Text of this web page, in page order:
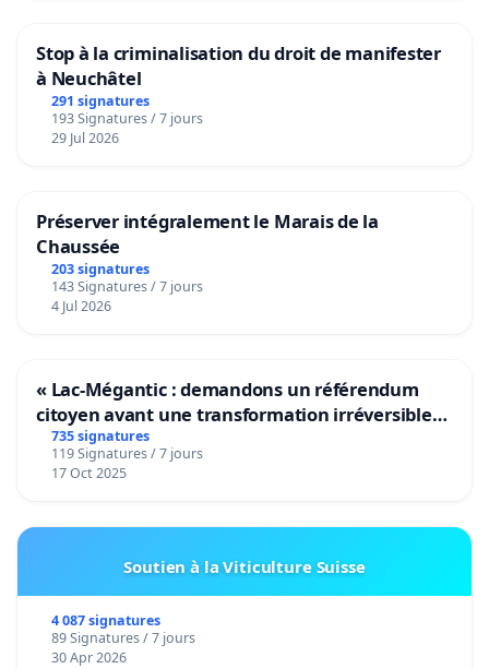
Stop à la criminalisation du droit de manifester
à Neuchâtel
291 signatures
193 Signatures / 7 jours
29 Jul 2026
Préserver intégralement le Marais de la
Chaussée
203 signatures
143 Signatures / 7 jours
4 Jul 2026
« Lac-Mégantic : demandons un référendum
citoyen avant une transformation irréversible
de notre territoire »
735 signatures
119 Signatures / 7 jours
17 Oct 2025
Soutien à la Viticulture Suisse
4 087 signatures
89 Signatures / 7 jours
30 Apr 2026